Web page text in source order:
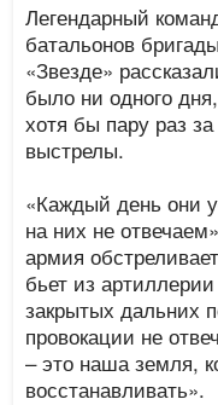
Легендарный
батальонов
«Звезде»
было ни одного
хотя бы пару раз
выстрелы.
«Каждый день они
на них не
армия
бьет из
закрытых дальних
провокации не
– это наша земля,
восстанавливать».